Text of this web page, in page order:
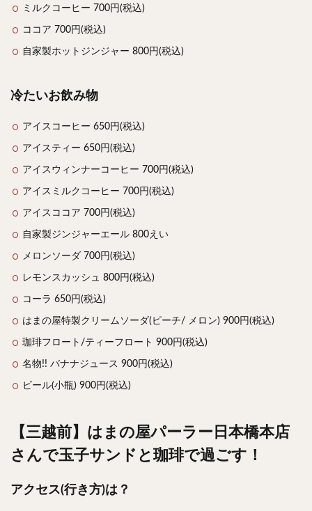
ミルクコーヒー 700円(税込)
ココア 700円(税込)
自家製ホットジンジャー 800円(税込)
冷たいお飲み物
アイスコーヒー 650円(税込)
アイスティー 650円(税込)
アイスウィンナーコーヒー 700円(税込)
アイスミルクコーヒー 700円(税込)
アイスココア 700円(税込)
自家製ジンジャーエール 800えい
メロンソーダ 700円(税込)
レモンスカッシュ 800円(税込)
コーラ 650円(税込)
はまの屋特製クリームソーダ(ピーチ/ メロン) 900円(税込)
珈琲フロート/ティーフロート 900円(税込)
名物!! バナナジュース 900円(税込)
ビール(小瓶) 900円(税込)
【三越前】はまの屋パーラー日本橋本店
さんで玉子サンドと珈琲で過ごす！
アクセス(行き方)は？